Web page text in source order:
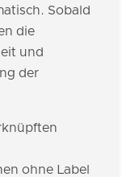
Sobald
die
und
der
ohne Label